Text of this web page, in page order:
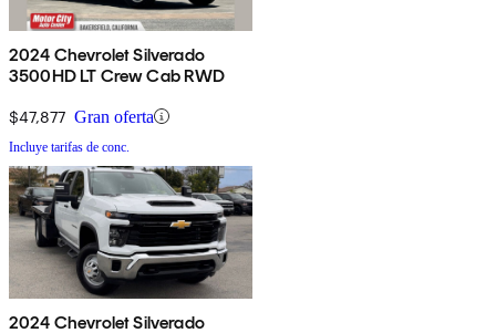
2024 Chevrolet Silverado
3500HD LT Crew Cab RWD
$47,877 Gran oferta
Incluye tarifas de conc.
2024 Chevrolet Silverado